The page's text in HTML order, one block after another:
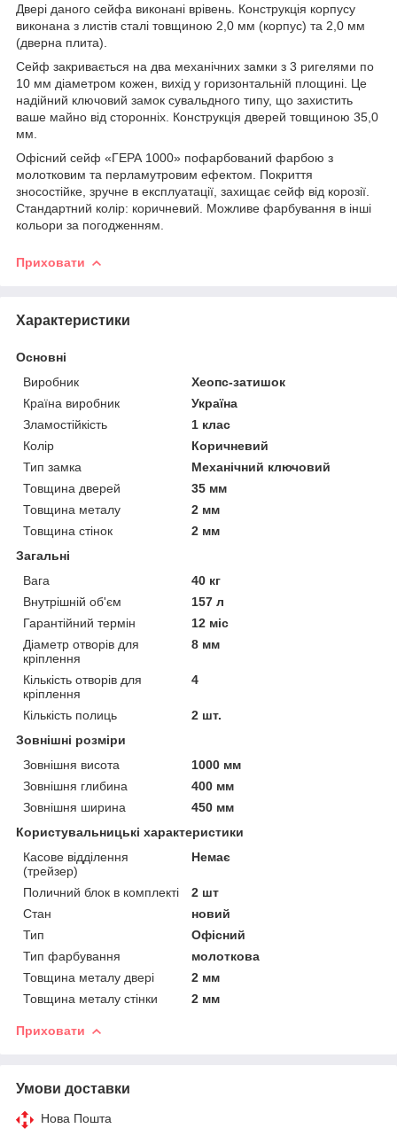
Двері даного сейфа виконані врівень. Конструкція корпусу
виконана з листів сталі товщиною 2,0 мм (корпус) та 2,0 мм
(дверна плита).
Сейф закривається на два механічних замки з 3 ригелями по
10 мм діаметром кожен, вихід у горизонтальній площині. Це
надійний ключовий замок сувальдного типу, що захистить
ваше майно від сторонніх. Конструкція дверей товщиною 35,0
мм.
Офісний сейф «ГЕРА 1000» пофарбований фарбою з
молотковим та перламутровим ефектом. Покриття
зносостійке, зручне в експлуатації, захищає сейф від корозії.
Стандартний колір: коричневий. Можливе фарбування в інші
кольори за погодженням.
Приховати
Характеристики
Основні
Виробник
Хеопс-затишок
Країна виробник
Україна
Зламостійкість
1 клас
Колір
Коричневий
Тип замка
Механічний ключовий
Товщина дверей
35 мм
Товщина металу
2 мм
Товщина стінок
2 мм
Загальні
Вага
40 кг
Внутрішній об'єм
157 л
Гарантійний термін
12 міс
Діаметр отворів для
кріплення
8 мм
Кількість отворів для
кріплення
4
Кількість полиць
2 шт.
Зовнішні розміри
Зовнішня висота
1000 мм
Зовнішня глибина
400 мм
Зовнішня ширина
450 мм
Користувальницькі характеристики
Касове відділення
(трейзер)
Немає
Поличний блок в комплекті
2 шт
Стан
новий
Тип
Офісний
Тип фарбування
молоткова
Товщина металу двері
2 мм
Товщина металу стінки
2 мм
Приховати
Умови доставки
Нова Пошта